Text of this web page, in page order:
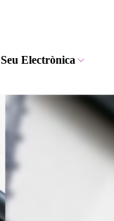
Seu Electrònica